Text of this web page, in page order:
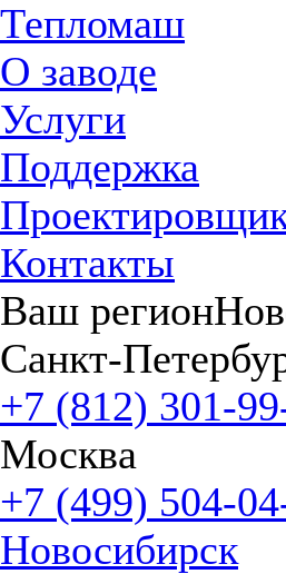
Тепломаш
О заводе
Услуги
Поддержка
Контакты
Ваш регион
Санкт-
+7 (812) 301-
Москва
+7 (499) 504-
Новосибирск